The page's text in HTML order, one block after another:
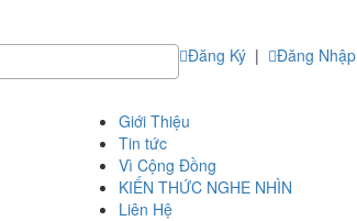
Đăng Ký | Đăng Nhập
Giới Thiệu
Tin tức
Vì Cộng Đồng
KIẾN THỨC NGHE NHÌN
Liên Hệ